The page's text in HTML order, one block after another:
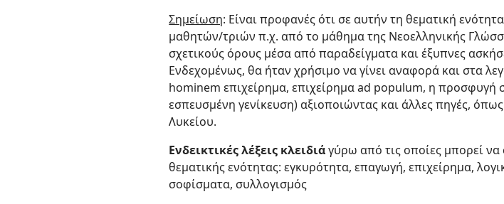
Σημείωση: Είναι προφανές ότι σε αυτήν τη θεματική
μαθητών/τριών π.χ. από το μάθημα της Νεοελληνικής
σχετικούς όρους μέσα από παραδείγματα και έξυπνες
Ενδεχομένως, θα ήταν χρήσιμο να γίνει αναφορά και στα
hominem επιχείρημα, επιχείρημα ad populum, η προσφυγή
εσπευσμένη γενίκευση) αξιοποιώντας και άλλες πηγές,
Λυκείου.
Ενδεικτικές λέξεις κλειδιάγύρω από τις οποίες μπορεί
θεματικής ενότητας: εγκυρότητα, επαγωγή, επιχείρημα,
σοφίσματα, συλλογισμός